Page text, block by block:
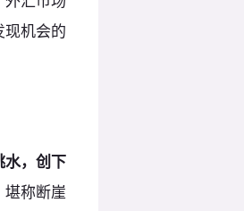
现机会的
水，创下
堪称断崖